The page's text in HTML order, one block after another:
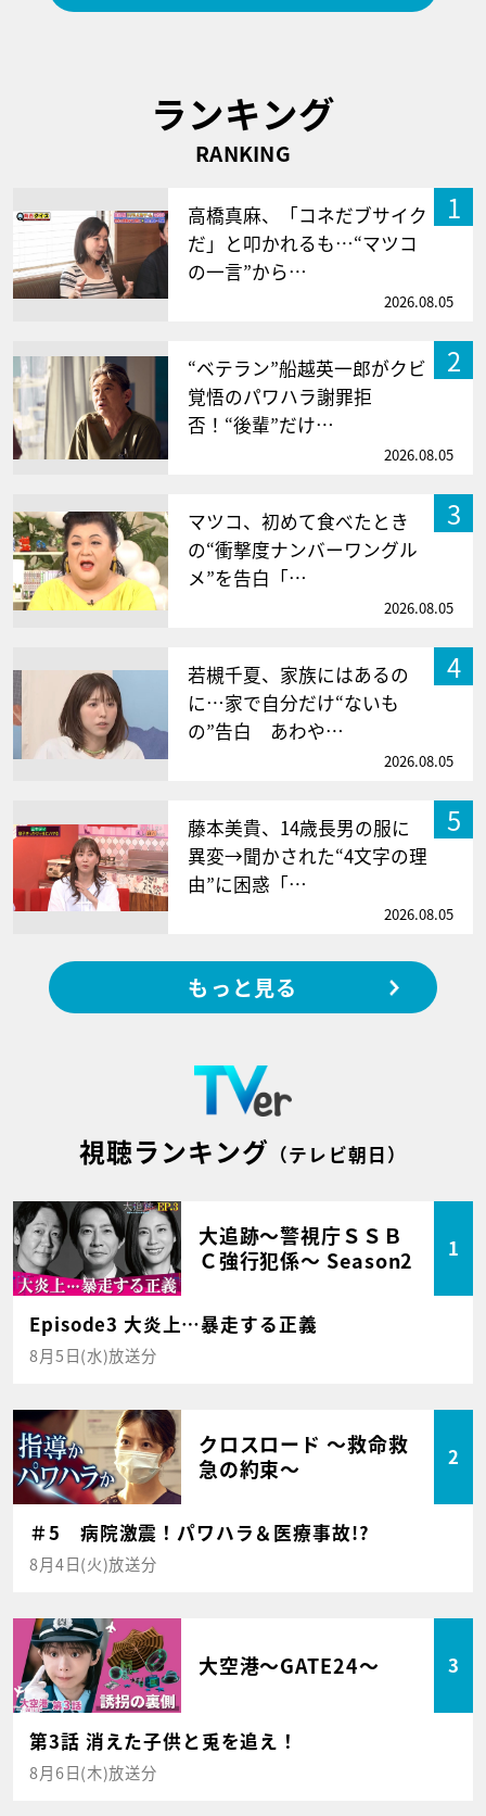
ランキング
RANKING
1
高橋真麻、「コネだブサイク
だ」と叩かれるも…“マツコ
の一言”から…
2026.08.05
2
“ベテラン”船越英一郎がクビ
覚悟のパワハラ謝罪拒
否！“後輩”だけ…
2026.08.05
3
マツコ、初めて食べたとき
の“衝撃度ナンバーワングル
メ”を告白「…
2026.08.05
4
若槻千夏、家族にはあるの
に…家で自分だけ“ないも
の”告白 あわや…
2026.08.05
5
藤本美貴、14歳長男の服に
異変→聞かされた“4文字の理
由”に困惑「…
2026.08.05
もっと見る
視聴ランキング （テレビ朝日）
大追跡～警視庁ＳＳＢ
Ｃ強行犯係～ Season2
1
Episode3 大炎上…暴走する正義
8月5日(水)放送分
クロスロード ～救命救
急の約束～
2
＃5 病院激震！パワハラ＆医療事故!?
8月4日(火)放送分
大空港～GATE24～ 3
第3話 消えた子供と兎を追え！
8月6日(木)放送分